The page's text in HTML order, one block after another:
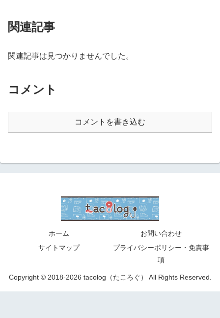
関連記事
関連記事は見つかりませんでした。
コメント
コメントを書き込む
ホーム
お問い合わせ
サイトマップ
プライバシーポリシー・免責事
項
Copyright © 2018-2026 tacolog（たころぐ） All Rights Reserved.